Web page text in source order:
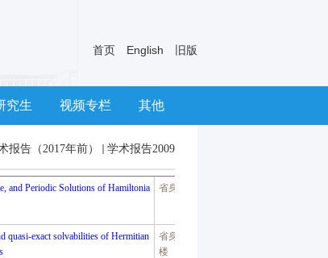
首页 English 旧版
究生 视频专栏 其他
报告（2017年前） 学术报告2009
and Periodic Solutions of Hamiltonia
省身楼
quasi-exact solvabilities of Hermitian
省身楼八
楼